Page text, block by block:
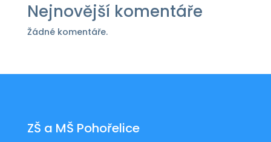
Nejnovější komentáře
Žádné komentáře.
ZŠ a MŠ Pohořelice